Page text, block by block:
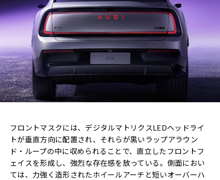
フロントマスクには、デジタルマトリクスLEDヘッドライ
トが垂直方向に配置され、それらが黒いラップアラウン
ド・ループの中に収められることで、直立したフロントフ
ェイスを形成し、強烈な存在感を放っている。側面におい
ては、力強く造形されたホイールアーチと短いオーバーハ